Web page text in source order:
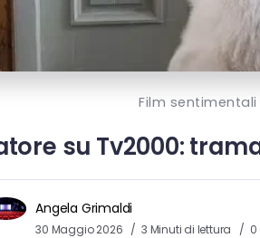
Film sentimentali
su Tv2000:
Angela Grimaldi
30 Maggio 2026 3 Minuti di lettura